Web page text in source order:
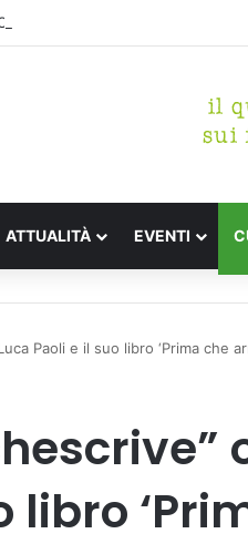
DI MARINA, CONCLUSA LA
ATTUALITÀ EVENTI
Paoli e il suo libro ‘Prima che
libro